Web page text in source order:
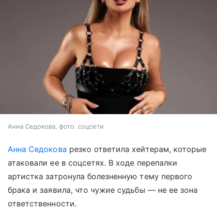
Анна Седокова, фото: соцсети
Анна Седокова резко ответила хейтерам, которые
атаковали ее в соцсетях. В ходе перепалки
артистка затронула болезненную тему первого
брака и заявила, что чужие судьбы — не ее зона
ответственности.